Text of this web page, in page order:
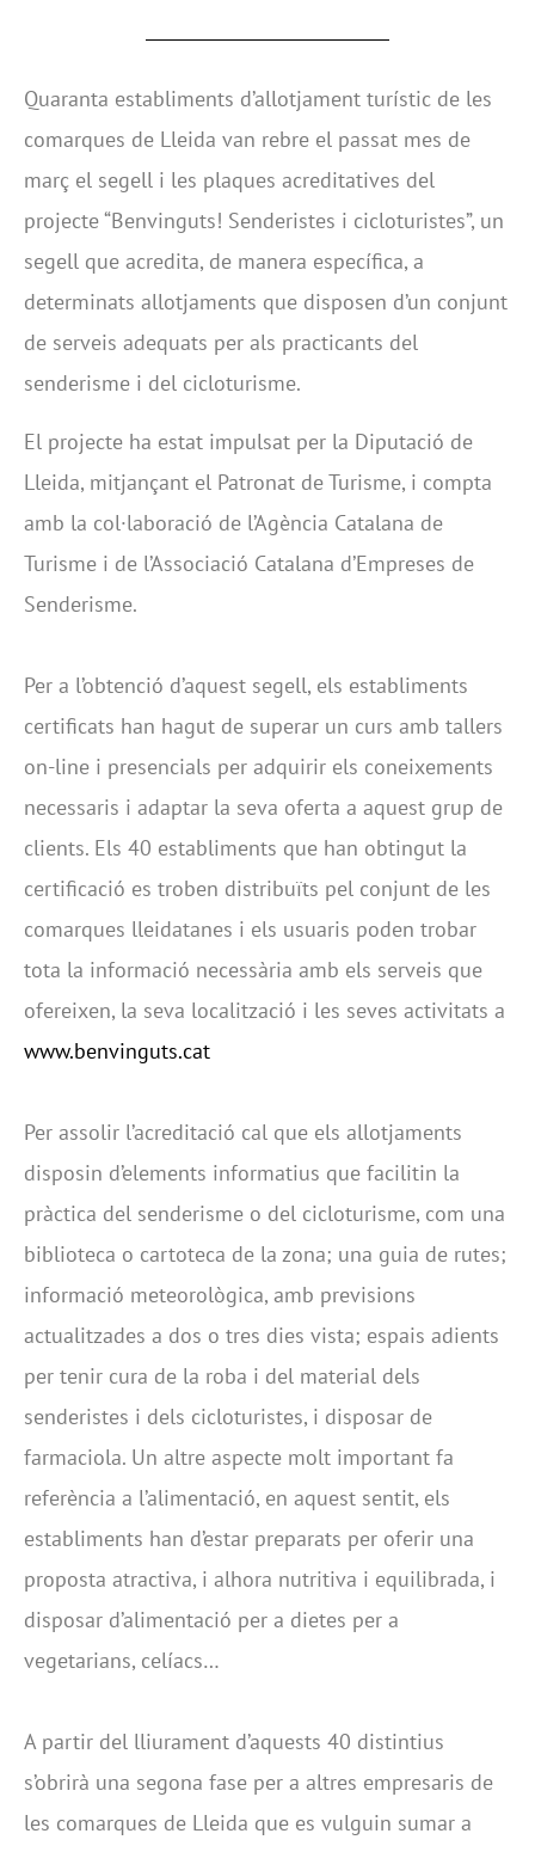
Quaranta establiments d’allotjament turístic de les
comarques de Lleida van rebre el passat mes de
març el segell i les plaques acreditatives del
projecte “Benvinguts! Senderistes i cicloturistes”, un
segell que acredita, de manera específica, a
determinats allotjaments que disposen d’un conjunt
de serveis adequats per als practicants del
senderisme i del cicloturisme.
El projecte ha estat impulsat per la Diputació de
Lleida, mitjançant el Patronat de Turisme, i compta
amb la col·laboració de l’Agència Catalana de
Turisme i de l’Associació Catalana d’Empreses de
Senderisme.
Per a l’obtenció d’aquest segell, els establiments
certificats han hagut de superar un curs amb tallers
on-line i presencials per adquirir els coneixements
necessaris i adaptar la seva oferta a aquest grup de
clients. Els 40 establiments que han obtingut la
certificació es troben distribuïts pel conjunt de les
comarques lleidatanes i els usuaris poden trobar
tota la informació necessària amb els serveis que
ofereixen, la seva localització i les seves activitats a
www.benvinguts.cat
Per assolir l’acreditació cal que els allotjaments
disposin d’elements informatius que facilitin la
pràctica del senderisme o del cicloturisme, com una
biblioteca o cartoteca de la zona; una guia de rutes;
informació meteorològica, amb previsions
actualitzades a dos o tres dies vista; espais adients
per tenir cura de la roba i del material dels
senderistes i dels cicloturistes, i disposar de
farmaciola. Un altre aspecte molt important fa
referència a l’alimentació, en aquest sentit, els
establiments han d’estar preparats per oferir una
proposta atractiva, i alhora nutritiva i equilibrada, i
disposar d’alimentació per a dietes per a
vegetarians, celíacs…
A partir del lliurament d’aquests 40 distintius
s’obrirà una segona fase per a altres empresaris de
les comarques de Lleida que es vulguin sumar a